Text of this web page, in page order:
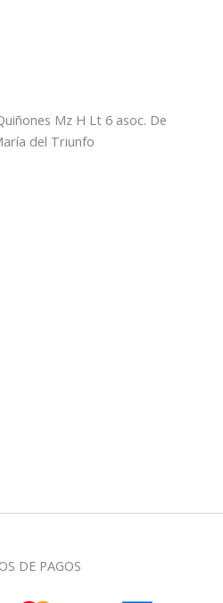
Mz H Lt 6 asoc. De
del Triunfo
DE PAGOS